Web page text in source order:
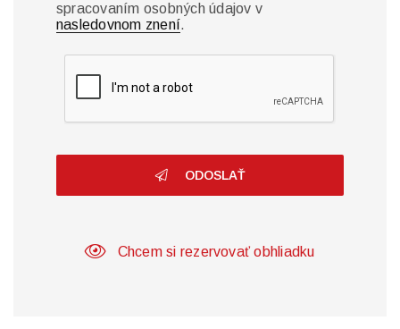
spracovaním osobných údajov v
nasledovnom znení.
ODOSLAŤ
Chcem si rezervovať obhliadku